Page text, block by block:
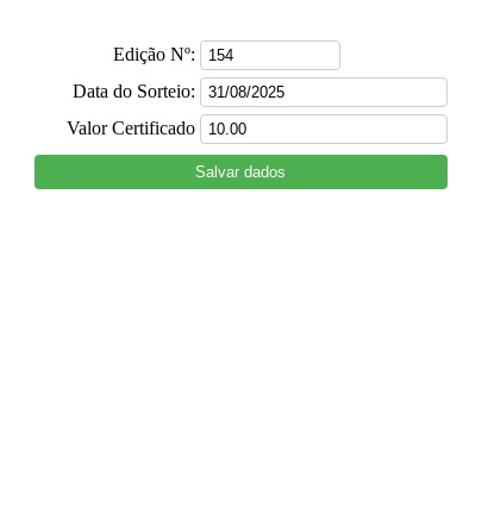
Edição Nº:
Data do Sorteio:
Valor Certificado